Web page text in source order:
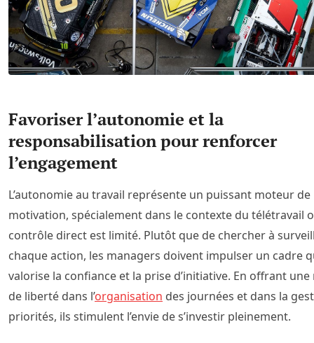
Favoriser l’autonomie et la
responsabilisation pour renforcer
l’engagement
L’autonomie au travail représente un puissant moteur de
motivation, spécialement dans le contexte du télétravail
contrôle direct est limité. Plutôt que de chercher à
chaque action, les managers doivent impulser un cadre
valorise la confiance et la prise d’initiative. En offrant
de liberté dans l’organisation des journées et dans la
priorités, ils stimulent l’envie de s’investir pleinement.